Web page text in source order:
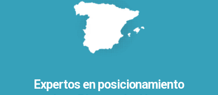
Expertos en posicionamiento